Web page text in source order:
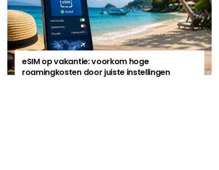
eSIM op vakantie: voorkom hoge
roamingkosten door juiste instellingen